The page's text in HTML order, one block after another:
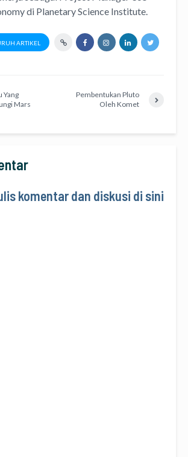
di Planetary Science Institute.
ARTIKEL
Yang
Mars
Pembentukan Pluto
Oleh Komet
komentar dan diskusi di sini